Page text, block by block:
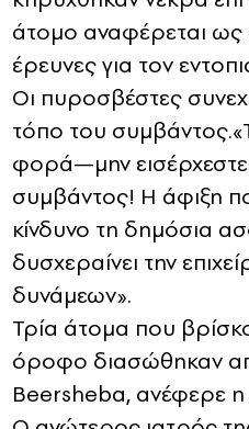
άτομο αναφέρεται ως
έρευνες για τον
Οι πυροσβέστες
τόπο του
φορά—μην
συμβάντος! Η άφιξη
κίνδυνο τη δημόσια
δυσχεραίνει την
δυνάμεων».
Τρία άτομα που
όροφο διασώθηκαν
Beersheba, ανέφερε η